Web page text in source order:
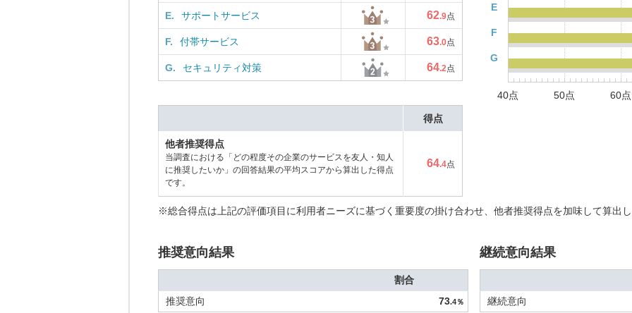
E. サポートサービス 62.9点
F. 付帯サービス 63.0点
G. セキュリティ対策 64.2点
E
F
G
40点 50点 60点
得点
他者推奨得点
当調査における「どの程度その企業のサービスを友人・知人
に推奨したいか」の回答結果の平均スコアから算出した得点
です。
64.4点
※総合得点は上記の評価項目に利用者ニーズに基づく重要度の掛け合わせ、他者推奨得点を加味して算出し
推奨意向結果
割合
推奨意向
73.4％
継続意向結果
継続意向